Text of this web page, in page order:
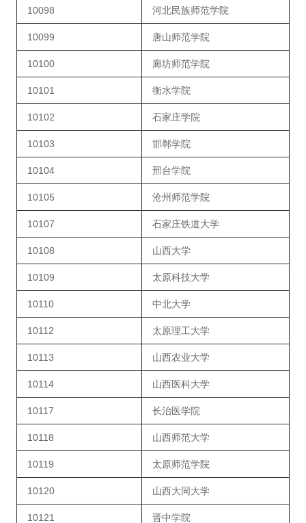
10098 河北民族师范学院
10099 唐山师范学院
10100 廊坊师范学院
10101 衡水学院
10102 石家庄学院
10103 邯郸学院
10104 邢台学院
10105 沧州师范学院
10107 石家庄铁道大学
10108 山西大学
10109 太原科技大学
10110 中北大学
10112 太原理工大学
10113 山西农业大学
10114 山西医科大学
10117 长治医学院
10118 山西师范大学
10119 太原师范学院
10120 山西大同大学
10121 晋中学院